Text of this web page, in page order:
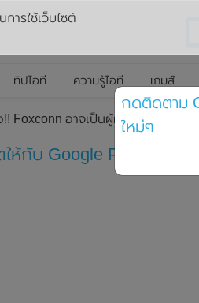
ทิปไอที ความรู้ไอที เกมส์
!! Foxconn อาจเป็นผู้ผลิตให้กับ
ห้กับ Google Pixel 7
ารใช้เว็บไซต์
กดติดตาม
ใหม่ๆ